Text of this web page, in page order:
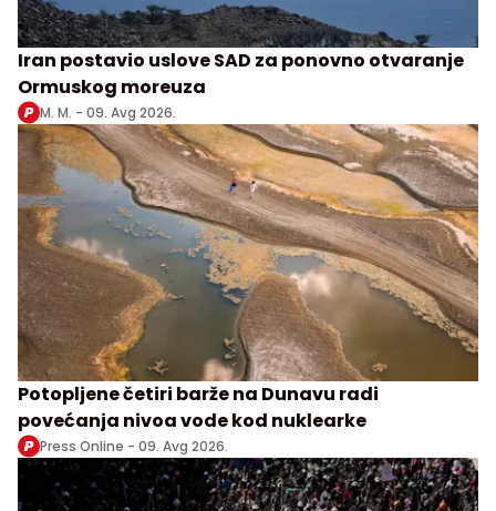
Iran postavio uslove SAD za ponovno otvaranje
Ormuskog moreuza
M. M. - 09. Avg 2026.
Potopljene četiri barže na Dunavu radi
povećanja nivoa vode kod nuklearke
Press Online - 09. Avg 2026.